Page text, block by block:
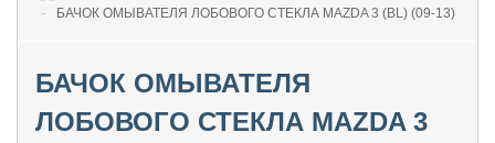
БАЧОК ОМЫВАТЕЛЯ ЛОБОВОГО СТЕКЛА MAZDA 3 (BL) (09-13)
БАЧОК ОМЫВАТЕЛЯ
ЛОБОВОГО СТЕКЛА MAZDA 3